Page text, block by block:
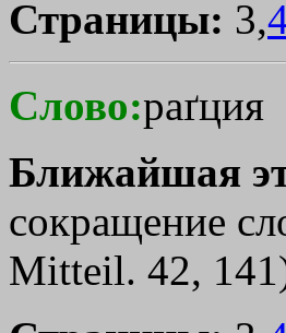
Страницы: 3,
Слово:раґция
Ближайшая
сокращение
Мitteil. 42,